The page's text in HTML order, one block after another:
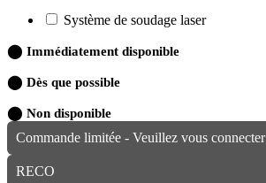
Système de soudage laser
⬤ Immédiatement disponible
⬤ Dès que possible
⬤ Non disponible
Commande limitée - Veuillez vous connecter
RECO